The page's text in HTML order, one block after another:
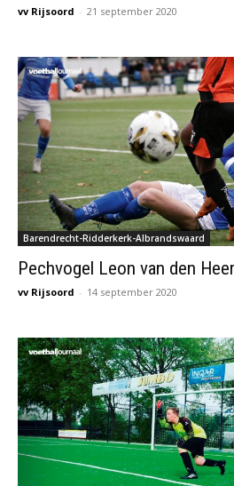
vv Rijsoord - 21 september 2020
Barendrecht-Ridderkerk-Albrandswaard
Pechvogel Leon van den
vv Rijsoord - 14 september 2020